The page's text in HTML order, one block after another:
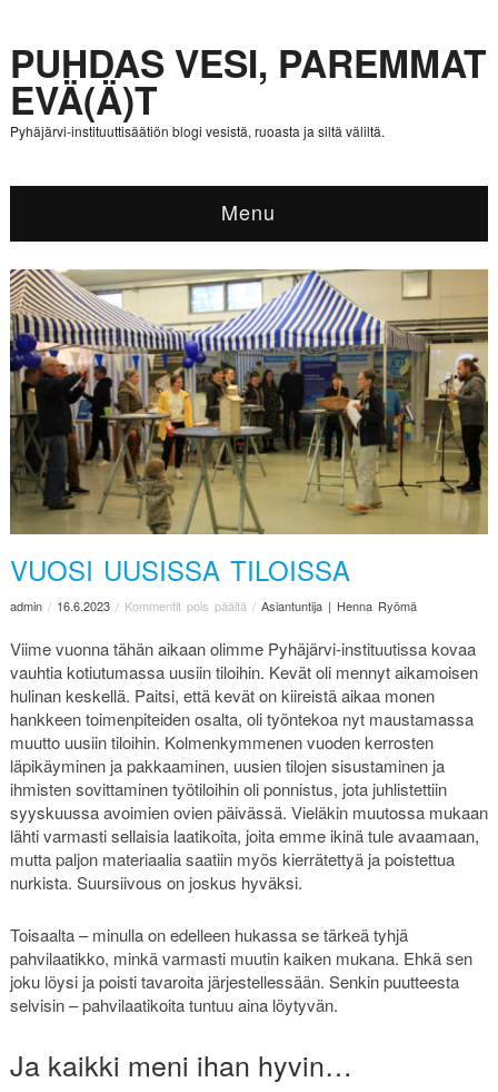
PUHDAS VESI, PAREMMAT
EVÄ(Ä)T
Pyhäjärvi-instituuttisäätiön blogi vesistä, ruoasta ja siltä väliltä.
Menu
VUOSI UUSISSA TILOISSA
admin/ 16.6.2023/ Kommentit pois päältä / Asiantuntija | Henna Ryömä
Viime vuonna tähän aikaan olimme Pyhäjärvi-instituutissa kovaa
vauhtia kotiutumassa uusiin tiloihin. Kevät oli mennyt aikamoisen
hulinan keskellä. Paitsi, että kevät on kiireistä aikaa monen
hankkeen toimenpiteiden osalta, oli työntekoa nyt maustamassa
muutto uusiin tiloihin. Kolmenkymmenen vuoden kerrosten
läpikäyminen ja pakkaaminen, uusien tilojen sisustaminen ja
ihmisten sovittaminen työtiloihin oli ponnistus, jota juhlistettiin
syyskuussa avoimien ovien päivässä. Vieläkin muutossa mukaan
lähti varmasti sellaisia laatikoita, joita emme ikinä tule avaamaan,
mutta paljon materiaalia saatiin myös kierrätettyä ja poistettua
nurkista. Suursiivous on joskus hyväksi.
Toisaalta – minulla on edelleen hukassa se tärkeä tyhjä
pahvilaatikko, minkä varmasti muutin kaiken mukana. Ehkä sen
joku löysi ja poisti tavaroita järjestellessään. Senkin puutteesta
selvisin – pahvilaatikoita tuntuu aina löytyvän.
Ja kaikki meni ihan hyvin…